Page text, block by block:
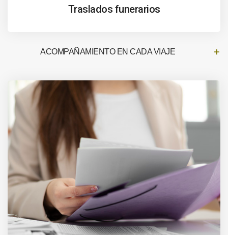
Traslados funerarios
ACOMPAÑAMIENTO EN CADA VIAJE